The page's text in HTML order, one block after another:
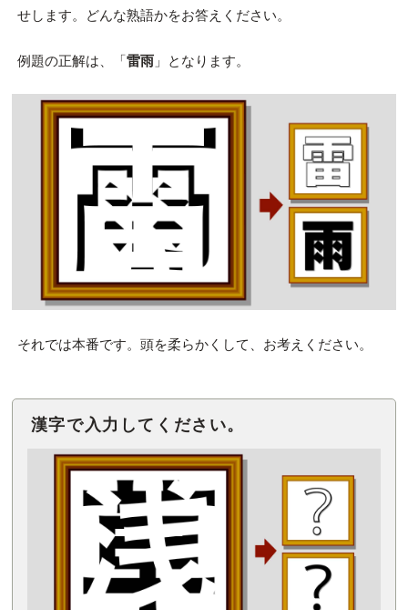
せします。どんな熟語かをお答えください。
例題の正解は、「雷雨」となります。
それでは本番です。頭を柔らかくして、お考えください。
漢字で入力してください。